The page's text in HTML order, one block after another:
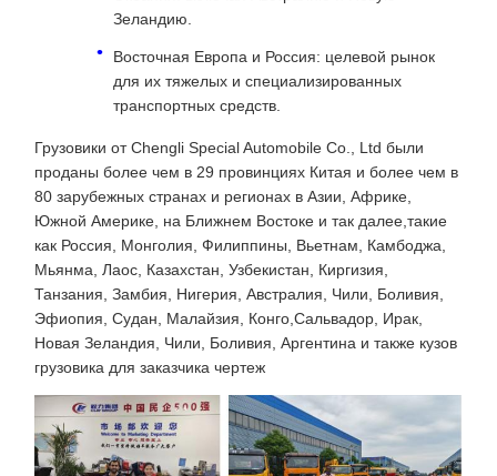
Зеландию.
Восточная Европа и Россия: целевой рынок
для их тяжелых и специализированных
транспортных средств.
Грузовики от Chengli Special Automobile Co., Ltd были
проданы более чем в 29 провинциях Китая и более чем в
80 зарубежных странах и регионах в Азии, Африке,
Южной Америке, на Ближнем Востоке и так далее,такие
как Россия, Монголия, Филиппины, Вьетнам, Камбоджа,
Мьянма, Лаос, Казахстан, Узбекистан, Киргизия,
Танзания, Замбия, Нигерия, Австралия, Чили, Боливия,
Эфиопия, Судан, Малайзия, Конго,Сальвадор, Ирак,
Новая Зеландия, Чили, Боливия, Аргентина и также кузов
грузовика для заказчика чертеж